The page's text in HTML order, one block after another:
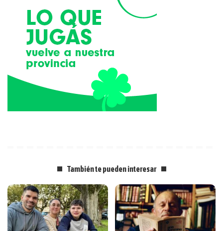
También te pueden interesar